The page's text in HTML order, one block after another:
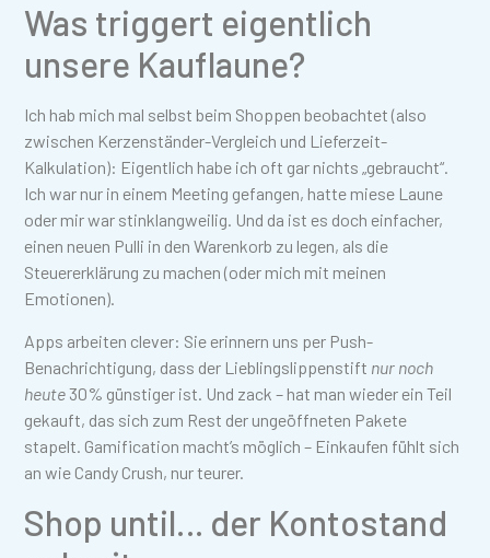
Was triggert eigentlich
unsere Kauflaune?
Ich hab mich mal selbst beim Shoppen beobachtet (also
zwischen Kerzenständer-Vergleich und Lieferzeit-
Kalkulation): Eigentlich habe ich oft gar nichts „gebraucht“.
Ich war nur in einem Meeting gefangen, hatte miese Laune
oder mir war stinklangweilig. Und da ist es doch einfacher,
einen neuen Pulli in den Warenkorb zu legen, als die
Steuererklärung zu machen (oder mich mit meinen
Emotionen).
Apps arbeiten clever: Sie erinnern uns per Push-
Benachrichtigung, dass der Lieblingslippenstift nur noch
heute30% günstiger ist. Und zack – hat man wieder ein Teil
gekauft, das sich zum Rest der ungeöffneten Pakete
stapelt. Gamification macht’s möglich – Einkaufen fühlt sich
an wie Candy Crush, nur teurer.
Shop until… der Kontostand